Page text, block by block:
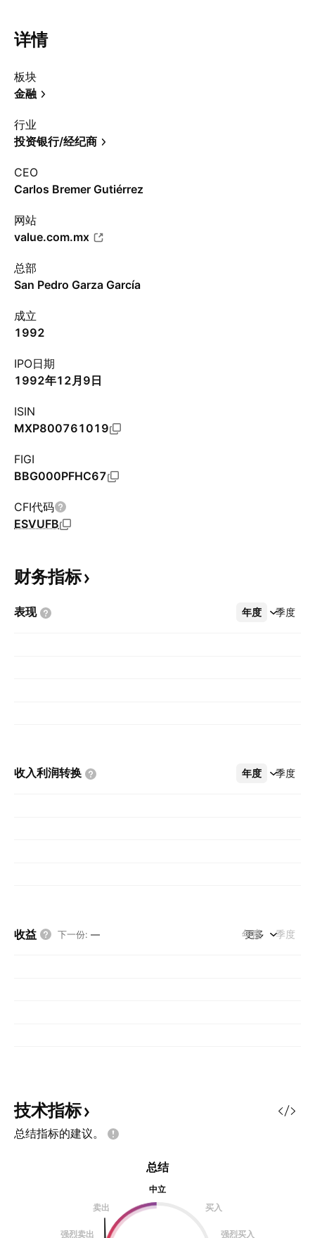
详情
板块
金融
行业
投资银行/经纪商
CEO
Carlos Bremer Gutiérrez
网站
value.com.mx
总部
San Pedro Garza García
成立
1992
IPO日期
1992年12月9日
ISIN
MXP800761019
FIGI
BBG000PFHC67
CFI代码
ESVUFB
财务指标
表现 年度 季度
更多
收入利润转换 年度 季度
更多
收益 下一份: — 年度 季度
更多
技术指标
总结指标的建议。
总结
中立
卖出
买入
强烈卖出 强烈买入